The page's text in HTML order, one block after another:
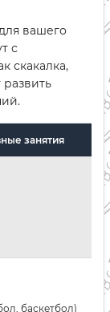
вашего
с
скакалка,
занятия
баскетбол)